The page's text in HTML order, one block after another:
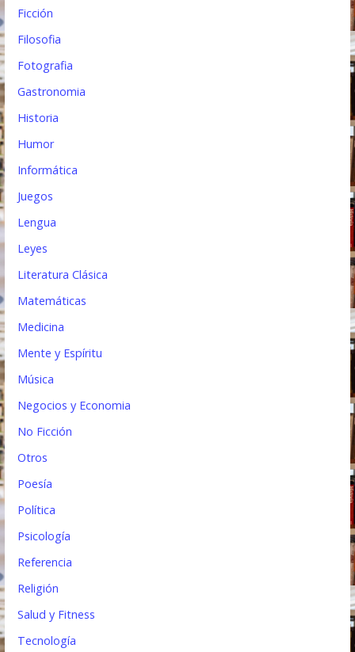
Ficción
Filosofia
Fotografia
Gastronomia
Historia
Humor
Informática
Juegos
Lengua
Leyes
Literatura Clásica
Matemáticas
Medicina
Mente y Espíritu
Música
Negocios y Economia
No Ficción
Otros
Poesía
Política
Psicología
Referencia
Religión
Salud y Fitness
Tecnología